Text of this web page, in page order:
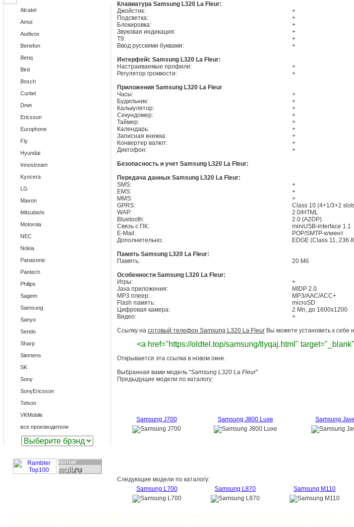
Alcatel
Amoi
Audivox
Benefon
Benq
Bird
Bosch
Curitel
Dnet
Ericsson
Europhone
Fly
Hyundai
Innostream
Kyocera
LG
Maxon
Mitsubishi
Motorola
NEC
Nokia
Panasonic
Pantech
Philips
Sagem
Samsung
Sanyo
Sendo
Sharp
Siemens
SK
Sony
SonyEricsson
Telson
VKMobile
все производители
Клавиатура Samsung L320 La Fleur:
Джойстик:
+
Подсветка:
+
Блокировка:
+
Звуковая индикация:
+
T9:
+
Ввод русскими буквами:
+
Интерфейс Samsung L320 La Fleur:
Настраиваемые профили:
+
Регулятор громкости:
+
Приложения Samsung L320 La Fleur
Часы:
+
Будильник:
+
Калькулятор:
+
Секундомер:
+
Таймер:
+
Календарь:
+
Записная книжка:
+
Конвертер валют:
+
Диктофон:
+
Безопасность и учет Samsung L320 La Fleur:
Передача данных Samsung L320 La Fleur:
SMS:
+
EMS:
+
MMS:
+
GPRS:
Class 10 (4+1/3+2
WAP:
2.0/HTML
Bluetooth:
2.0 (A2DP)
Связь с ПК:
miniUSB-interface 1.1
E-Mail:
POP/SMTP-клиент
Дополнительно:
EDGE (Class 11,
Память Samsung L320 La Fleur:
Память:
20 Мб
Особенности Samsung L320 La Fleur:
Игры:
+
Java приложения:
MIDP 2.0
MP3 плеер:
MP3/AAC/ACC+
Flash память:
microSD
Цифровая камера:
2 Мп, до 1600x1200
Видео:
+
Ссылку на сотовый телефон Samsung L320 La Fleur Вы можете установить к себе
<a href="https://oldtel.top/samsung/tlyqaj.html"
Открывается эта ссылка в новом окне.
Выбранная вами модель "Samsung L320 La Fleur"
Предыдущие модели по каталогу:
Samsung J700 Samsung J800 Luxe Samsung
Следующие модели по каталогу:
Samsung L700
Samsung L870 Samsung M110